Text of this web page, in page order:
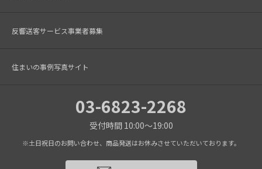
反響送客サービス事業者募集
住まいの事例写真サイト
03-6823-2268
受付時間 10:00～19:00
※土日祝日のお問い合わせ、商品発送はお休みさせていただいております。